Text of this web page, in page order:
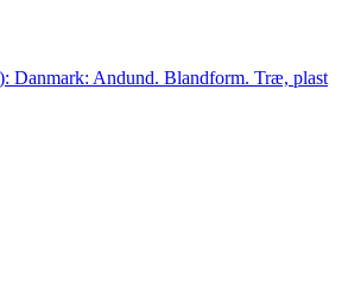
Danmark: Andund. Blandform. Træ, plast